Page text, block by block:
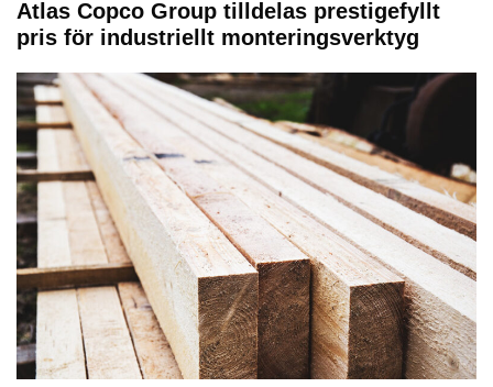
Atlas Copco Group tilldelas prestigefyllt
pris för industriellt monteringsverktyg